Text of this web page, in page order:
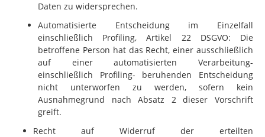
Daten zu widersprechen.
Automatisierte Entscheidung im Einzelfall
einschließlich Profiling, Artikel 22 DSGVO: Die
betroffene Person hat das Recht, einer ausschließlich
auf einer automatisierten Verarbeitung-
einschließlich Profiling- beruhenden Entscheidung
nicht unterworfen zu werden, sofern kein
Ausnahmegrund nach Absatz 2 dieser Vorschrift
greift.
Recht auf Widerruf der erteilten